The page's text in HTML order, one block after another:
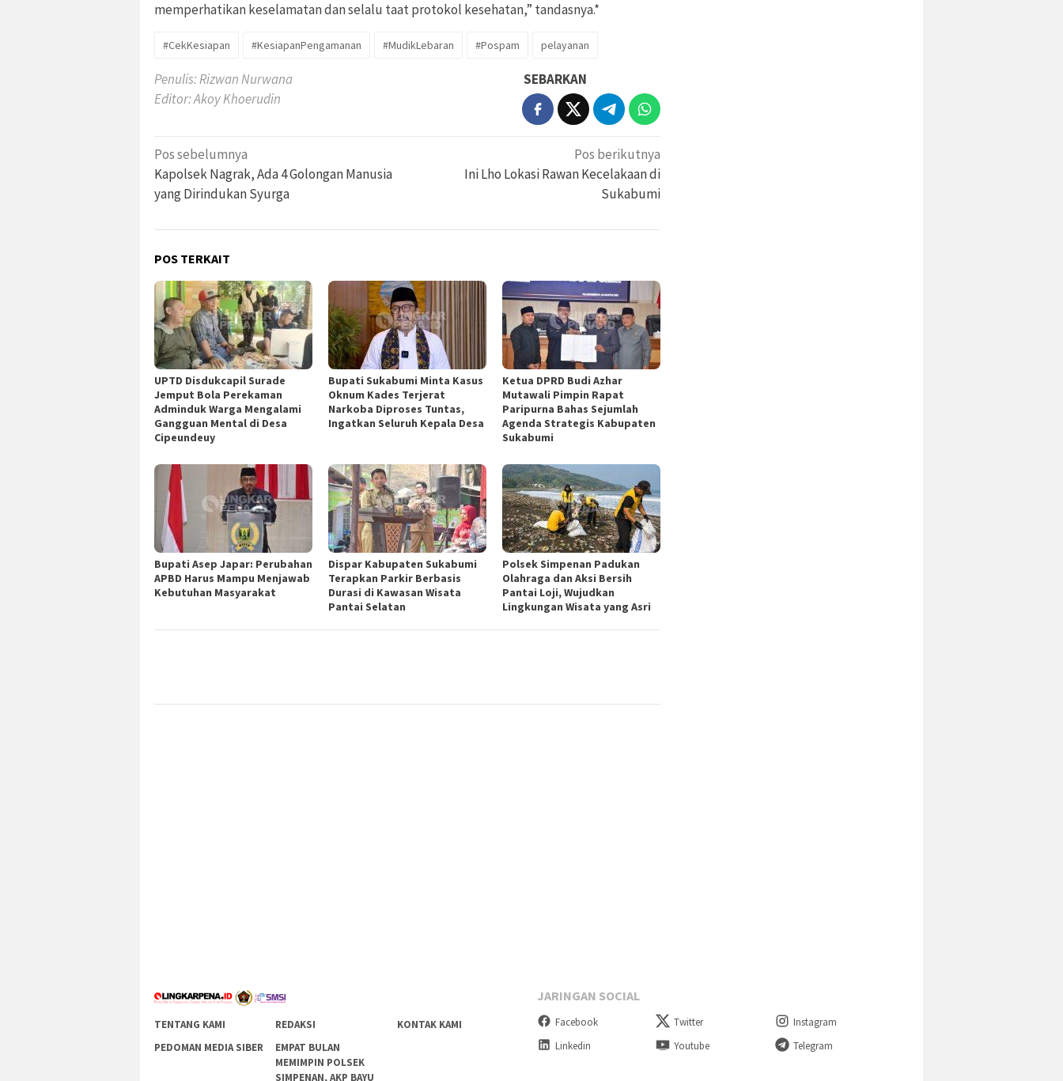
memperhatikan keselamatan dan selalu taat protokol kesehatan,” tandasnya.*
#CekKesiapan #KesiapanPengamanan #MudikLebaran #Pospam pelayanan
Penulis: Rizwan Nurwana
Editor: Akoy Khoerudin
SEBARKAN
Navigasi
pos
Pos sebelumnya
Kapolsek Nagrak, Ada 4 Golongan Manusia
yang Dirindukan Syurga
Pos berikutnya
Ini Lho Lokasi Rawan Kecelakaan di
Sukabumi
POS TERKAIT
UPTD Disdukcapil Surade
Jemput Bola Perekaman
Adminduk Warga Mengalami
Gangguan Mental di Desa
Cipeundeuy
Bupati Sukabumi Minta Kasus
Oknum Kades Terjerat
Narkoba Diproses Tuntas,
Ingatkan Seluruh Kepala Desa
Ketua DPRD Budi Azhar
Mutawali Pimpin Rapat
Paripurna Bahas Sejumlah
Agenda Strategis Kabupaten
Sukabumi
Bupati Asep Japar: Perubahan
APBD Harus Mampu Menjawab
Kebutuhan Masyarakat
Dispar Kabupaten Sukabumi
Terapkan Parkir Berbasis
Durasi di Kawasan Wisata
Pantai Selatan
Polsek Simpenan Padukan
Olahraga dan Aksi Bersih
Pantai Loji, Wujudkan
Lingkungan Wisata yang Asri
TENTANG KAMI REDAKSI
KONTAK KAMI
PEDOMAN MEDIA SIBER
EMPAT BULAN
MEMIMPIN POLSEK
SIMPENAN, AKP BAYU
JARINGAN SOCIAL
Facebook Twitter
Instagram
Linkedin
Youtube Telegram